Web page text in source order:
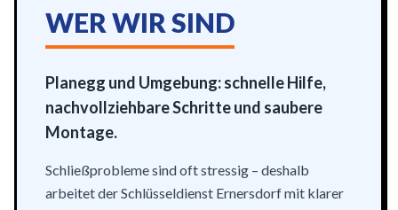
WER WIR SIND
Planegg und Umgebung: schnelle Hilfe,
nachvollziehbare Schritte und saubere
Montage.
Schließprobleme sind oft stressig – deshalb
arbeitet der Schlüsseldienst Ernersdorf mit klarer